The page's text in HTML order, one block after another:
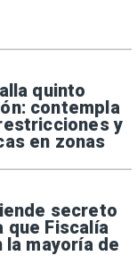
quinto
contempla
y
en zonas
secreto
que Fiscalía
la mayoría de